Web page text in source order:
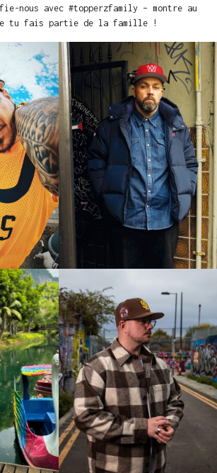
nous avec #topperzfamily – montre au
tu fais partie de la famille !